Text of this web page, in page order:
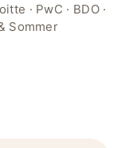
· PwC · BDO ·
Sommer